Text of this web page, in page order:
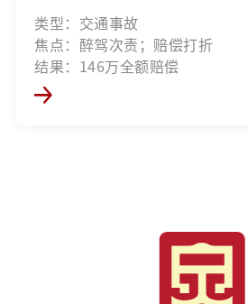
类型：交通事故
焦点：醉驾次责；赔偿打折
结果：146万全额赔偿